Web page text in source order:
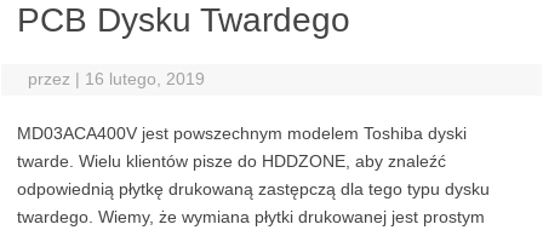
PCB Dysku Twardego
przez | 16 lutego, 2019
MD03ACA400V jest powszechnym modelem Toshiba dyski
twarde. Wielu klientów pisze do HDDZONE, aby znaleźć
odpowiednią płytkę drukowaną zastępczą dla tego typu dysku
twardego. Wiemy, że wymiana płytki drukowanej jest prostym